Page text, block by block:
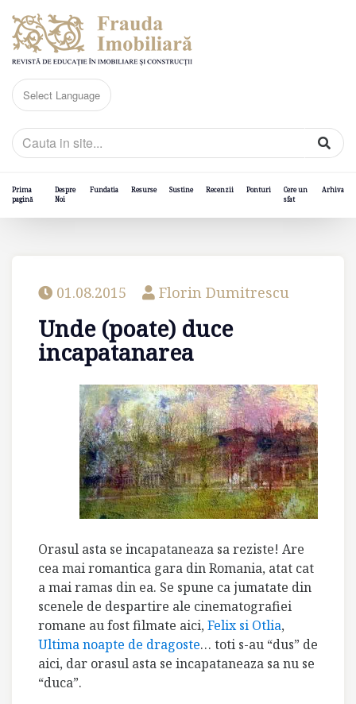
Prima
pagină
Despre
Noi
Fundatia Resurse Sustine Recenzii Ponturi
Cere un
sfat
Arhiva
01.08.2015 Florin Dumitrescu
Unde (poate) duce
incapatanarea
Orasul asta se incapataneaza sa reziste! Are
cea mai romantica gara din Romania, atat cat
a mai ramas din ea. Se spune ca jumatate din
scenele de despartire ale cinematografiei
romane au fost filmate aici,Felix si Otlia,
Ultima noapte de dragoste… toti s-au “dus” de
aici, dar orasul asta se incapataneaza sa nu se
“duca”.